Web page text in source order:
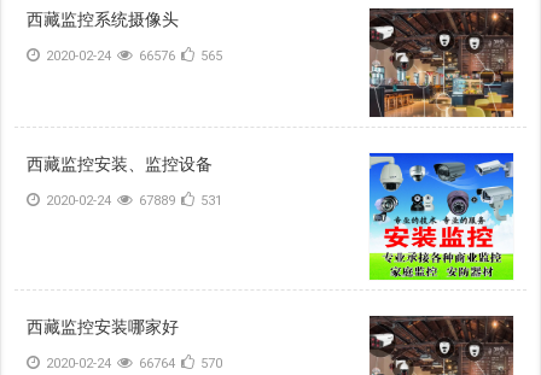
西藏监控系统摄像头
2020-02-24 66576 565
西藏监控安装、监控设备
2020-02-24 67889 531
西藏监控安装哪家好
2020-02-24 66764 570